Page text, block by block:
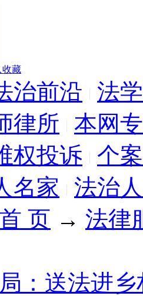
收藏
治前沿
法
律所
本网
权投诉
个
名家
法治
页 → 法律
：送法进